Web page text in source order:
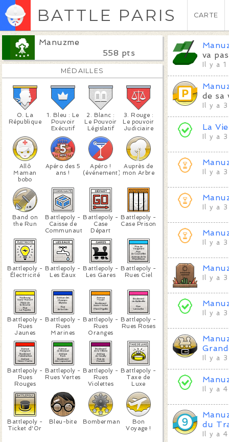
BATTLE PARIS CARTE
Manuzme
558 pts
MÉDAILLES
0. La
République
1. Bleu : Le
Pouvoir
Exécutif
2. Blanc :
Le Pouvoir
Législatif
3. Rouge :
Le pouvoir
Judiciaire
Allô
Maman
bobo
Apéro des 5
ans !
Apéro !
(événement)
Auprès de
mon Arbre
Band on
the Run
Battlepoly -
Caisse de
Communauté
Battlepoly -
Case
Départ
Battlepoly -
Case Prison
Battlepoly -
Électricité
Battlepoly -
Les Eaux
Battlepoly -
Les Gares
Battlepoly -
Rues Ciel
Battlepoly -
Rues
Jaunes
Battlepoly -
Rues
Marines
Battlepoly -
Rues
Oranges
Battlepoly -
Rues Roses
Battlepoly -
Rues
Rouges
Battlepoly -
Rues Vertes
Battlepoly -
Rues
Violettes
Battlepoly -
Taxe de
Luxe
Battlepoly -
Ticket d'Or
Bleu-bite Bomberman
Bon
Voyage !
va
Il y a
de sa
Il y a
La
Il y a
Il y a
Il y a
Il y a
Il y a
Il y a
Il y a
Il y a
du
Il y a